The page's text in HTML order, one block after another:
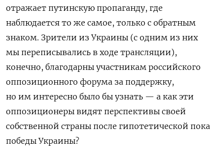
отражает путинскую пропаганду, где
наблюдается то же самое, только с обратным
знаком. Зрители из Украины (с одним из них
мы переписывались в ходе трансляции),
конечно, благодарны участникам российского
оппозиционного форума за поддержку,
но им интересно было бы узнать — а как эти
оппозиционеры видят перспективы своей
собственной страны после гипотетической пока
победы Украины?